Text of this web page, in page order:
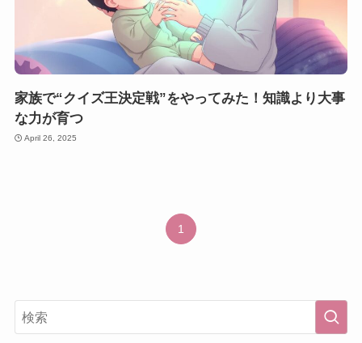
家族で“クイズ王決定戦”をやってみた！知識より大事
な力が育つ
April 26, 2025
1